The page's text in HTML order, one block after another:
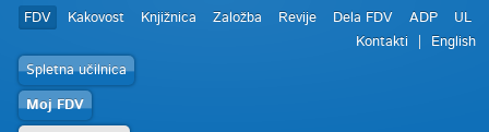
FDV Kakovost Knjižnica Založba Revije Dela FDV ADP
UL
Kontakti
English
Spletna učilnica
Moj FDV